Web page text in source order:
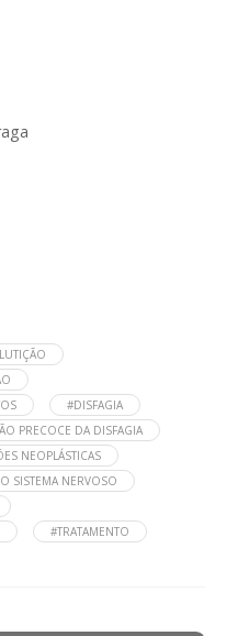
#DISFAGIA
PRECOCE DA DISFAGIA
NEOPLÁSTICAS
SISTEMA NERVOSO
#TRATAMENTO